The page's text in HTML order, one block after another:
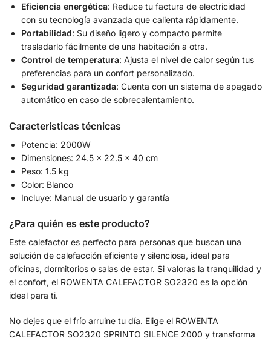
Eficiencia energética: Reduce tu factura de electricidad
con su tecnología avanzada que calienta rápidamente.
Portabilidad: Su diseño ligero y compacto permite
trasladarlo fácilmente de una habitación a otra.
Control de temperatura: Ajusta el nivel de calor según tus
preferencias para un confort personalizado.
Seguridad garantizada: Cuenta con un sistema de apagado
automático en caso de sobrecalentamiento.
Características técnicas
Potencia: 2000W
Dimensiones: 24.5 x 22.5 x 40 cm
Peso: 1.5 kg
Color: Blanco
Incluye: Manual de usuario y garantía
¿Para quién es este producto?
Este calefactor es perfecto para personas que buscan una
solución de calefacción eficiente y silenciosa, ideal para
oficinas, dormitorios o salas de estar. Si valoras la tranquilidad y
el confort, el ROWENTA CALEFACTOR SO2320 es la opción
ideal para ti.
No dejes que el frío arruine tu día. Elige el ROWENTA
CALEFACTOR SO2320 SPRINTO SILENCE 2000 y transforma